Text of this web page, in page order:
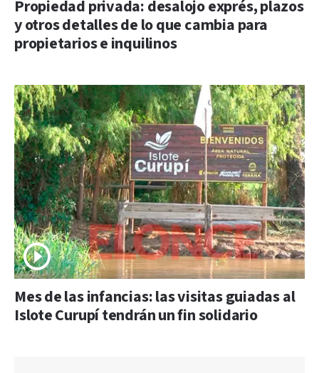
Propiedad privada: desalojo exprés, plazos
y otros detalles de lo que cambia para
propietarios e inquilinos
Mes de las infancias: las visitas guiadas al
Islote Curupí tendrán un fin solidario